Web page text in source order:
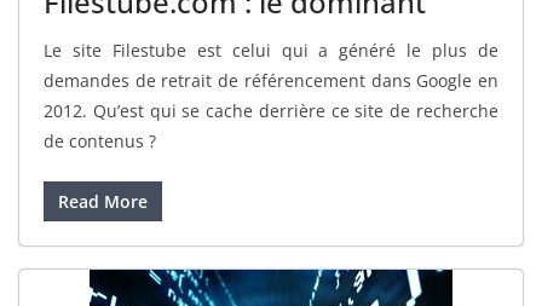
Le site Filestube est celui qui a généré le plus de
demandes de retrait de référencement dans Google en
2012. Qu’est qui se cache derrière ce site de recherche
de contenus ?
Read More